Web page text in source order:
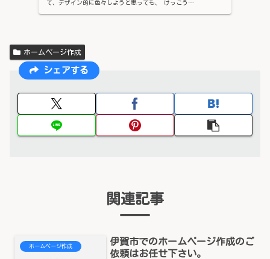
て、デザイン的に色々しようと思っても、 けっこう…
ホームページ作成
シェアする
関連記事
ホームページ作成
伊賀市でのホームページ作成のご
依頼はお任せ下さい。